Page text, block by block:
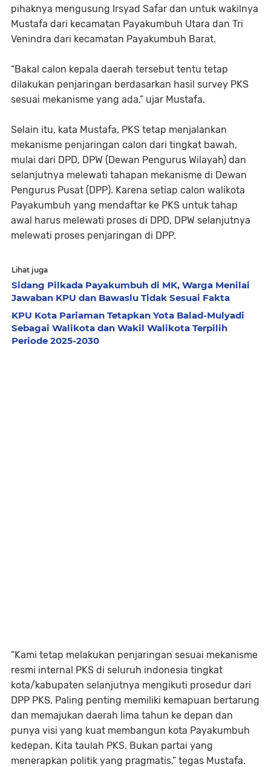
pihaknya mengusung Irsyad Safar dan untuk wakilnya
Mustafa dari kecamatan Payakumbuh Utara dan Tri
Venindra dari kecamatan Payakumbuh Barat.
“Bakal calon kepala daerah tersebut tentu tetap
dilakukan penjaringan berdasarkan hasil survey PKS
sesuai mekanisme yang ada,” ujar Mustafa.
Selain itu, kata Mustafa, PKS tetap menjalankan
mekanisme penjaringan calon dari tingkat bawah,
mulai dari DPD, DPW (Dewan Pengurus Wilayah) dan
selanjutnya melewati tahapan mekanisme di Dewan
Pengurus Pusat (DPP). Karena setiap calon walikota
Payakumbuh yang mendaftar ke PKS untuk tahap
awal harus melewati proses di DPD, DPW selanjutnya
melewati proses penjaringan di DPP.
Lihat juga
Sidang Pilkada Payakumbuh di MK, Warga Menilai
Jawaban KPU dan Bawaslu Tidak Sesuai Fakta
KPU Kota Pariaman Tetapkan Yota Balad-Mulyadi
Sebagai Walikota dan Wakil Walikota Terpilih
Periode 2025-2030
“Kami tetap melakukan penjaringan sesuai mekanisme
resmi internal PKS di seluruh indonesia tingkat
kota/kabupaten selanjutnya mengikuti prosedur dari
DPP PKS. Paling penting memiliki kemapuan bertarung
dan memajukan daerah lima tahun ke depan dan
punya visi yang kuat membangun kota Payakumbuh
kedepan. Kita taulah PKS. Bukan partai yang
menerapkan politik yang pragmatis,” tegas Mustafa.